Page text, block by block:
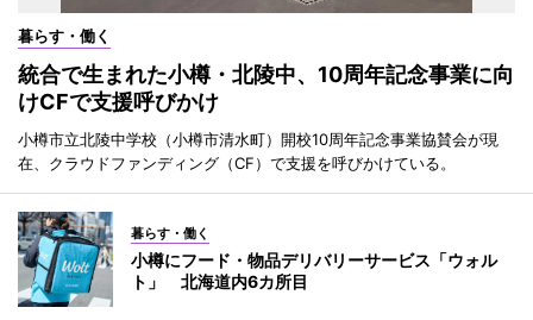
暮らす・働く
統合で生まれた小樽・北陵中、10周年記念事業に向
けCFで支援呼びかけ
小樽市立北陵中学校（小樽市清水町）開校10周年記念事業協賛会が現
在、クラウドファンディング（CF）で支援を呼びかけている。
暮らす・働く
小樽にフード・物品デリバリーサービス「ウォル
ト」 北海道内6カ所目